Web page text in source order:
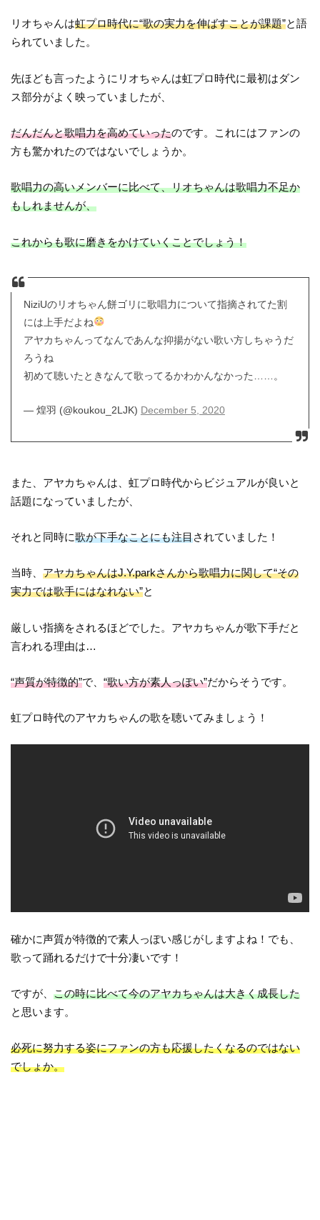
リオちゃんは虹プロ時代に“歌の実力を伸ばすことが課題”と語
られていました。
先ほども言ったようにリオちゃんは虹プロ時代に最初はダン
ス部分がよく映っていましたが、
だんだんと歌唱力を高めていったのです。これにはファンの
方も驚かれたのではないでしょうか。
歌唱力の高いメンバーに比べて、リオちゃんは歌唱力不足か
もしれませんが、
これからも歌に磨きをかけていくことでしょう！
NiziUのリオちゃん餅ゴリに歌唱力について指摘されてた割
には上手だよね
アヤカちゃんってなんであんな抑揚がない歌い方しちゃうだ
ろうね
初めて聴いたときなんて歌ってるかわかんなかった……。
— 煌羽 (@koukou_2LJK) December 5, 2020
また、アヤカちゃんは、虹プロ時代からビジュアルが良いと
話題になっていましたが、
それと同時に歌が下手なことにも注目されていました！
当時、アヤカちゃんはJ.Y.parkさんから歌唱力に関して“その
実力では歌手にはなれない”と
厳しい指摘をされるほどでした。アヤカちゃんが歌下手だと
言われる理由は…
“声質が特徴的”で、“歌い方が素人っぽい”だからそうです。
虹プロ時代のアヤカちゃんの歌を聴いてみましょう！
確かに声質が特徴的で素人っぽい感じがしますよね！でも、
歌って踊れるだけで十分凄いです！
ですが、この時に比べて今のアヤカちゃんは大きく成長した
と思います。
必死に努力する姿にファンの方も応援したくなるのではない
でしょか。